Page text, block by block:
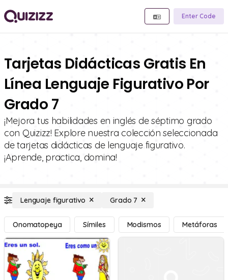
Enter Code
Tarjetas Didácticas Gratis En
Línea Lenguaje Figurativo Por
Grado 7
¡Mejora tus habilidades en inglés de séptimo grado
con Quizizz! Explore nuestra colección seleccionada
de tarjetas didácticas de lenguaje figurativo.
¡Aprende, practica, domina!
Lenguaje figurativo Grado 7
Onomatopeya Símiles Modismos Metáforas